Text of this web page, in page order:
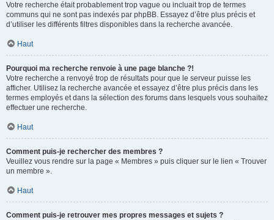
Votre recherche était probablement trop vague ou incluait trop de termes
communs qui ne sont pas indexés par phpBB. Essayez d’être plus précis et
d’utiliser les différents filtres disponibles dans la recherche avancée.
Haut
Pourquoi ma recherche renvoie à une page blanche ?!
Votre recherche a renvoyé trop de résultats pour que le serveur puisse les
afficher. Utilisez la recherche avancée et essayez d’être plus précis dans les
termes employés et dans la sélection des forums dans lesquels vous souhaitez
effectuer une recherche.
Haut
Comment puis-je rechercher des membres ?
Veuillez vous rendre sur la page « Membres » puis cliquer sur le lien « Trouver
un membre ».
Haut
Comment puis-je retrouver mes propres messages et sujets ?